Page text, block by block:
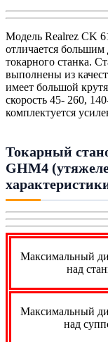
Модель Realrez CK
отличается
токарного станка.
выполнены из
имеет большой
скорость 45- 260,
комплектуется
Токарный
GHM4
Максимальный
над
Максимальный
над